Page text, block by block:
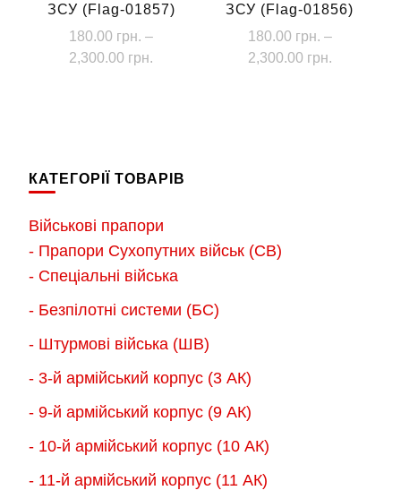
ЗСУ (Flag-01857)
180.00 грн. –
2,300.00 грн.
варіантів.
можна
вибрати
сторінці
товару
ЗСУ (Flag-01856)
180.00 грн. –
2,300.00 грн.
КАТЕГОРІЇ ТОВАРІВ
Військові прапори
- Прапори Сухопутних військ (СВ)
- Спеціальні війська
- Безпілотні системи (БС)
- Штурмові війська (ШВ)
- 3-й армійський корпус (3 АК)
- 9-й армійський корпус (9 АК)
- 10-й армійський корпус (10 АК)
- 11-й армійський корпус (11 АК)